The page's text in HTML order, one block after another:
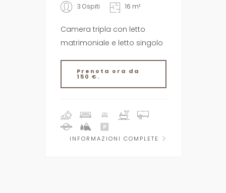
3 Ospiti 16 m²
Camera tripla con letto
matrimoniale e letto singolo
Prenota ora da
150 €.
INFORMAZIONI COMPLETE